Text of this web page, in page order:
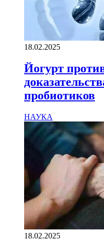
18.02.2025
Йогурт
пробиотиков
НАУКА
18.02.2025